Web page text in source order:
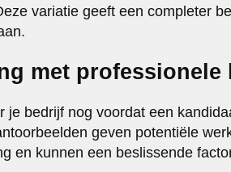
variatie geeft een completer
met professionele
je bedrijf nog voordat een
geven potentiële
en kunnen een beslissende